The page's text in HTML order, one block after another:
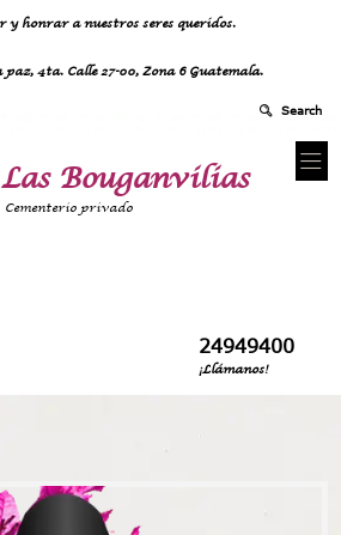
y honrar a nuestros seres queridos.
4ta. Calle 27-00, Zona 6 Guatemala.
Las Bouganvilias
Cementerio privado
24949400
¡Llámanos!